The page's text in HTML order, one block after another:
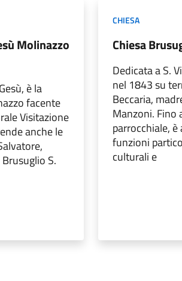
Molinazzo
è la
facente
Visitazione
anche le
S.
CHIESA
Chiesa
Dedicata a S.
nel 1843 su
Beccaria,
Manzoni. Fino
parrocchiale,
funzioni
culturali e